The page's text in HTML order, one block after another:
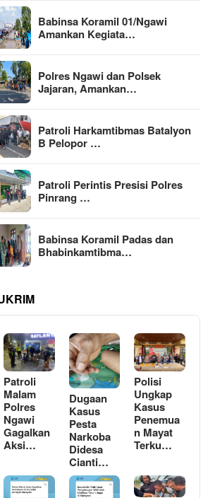
Babinsa Koramil 01/Ngawi
Amankan Kegiata…
Polres Ngawi dan Polsek
Jajaran, Amankan…
Patroli Harkamtibmas Batalyon
B Pelopor …
Patroli Perintis Presisi Polres
Pinrang …
Babinsa Koramil Padas dan
Bhabinkamtibma…
Patroli
Malam
Polres
Ngawi
Gagalkan
Aksi…
Dugaan
Kasus
Pesta
Narkoba
Didesa
Cianti…
Polisi
Ungkap
Kasus
Penemua
n Mayat
Terku…